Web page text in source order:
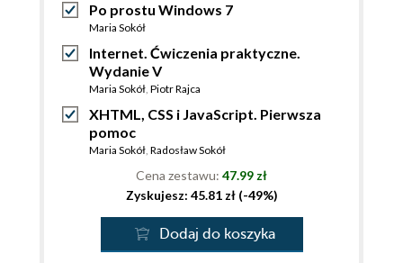
Po prostu Windows 7
Maria Sokół
Internet. Ćwiczenia praktyczne.
Wydanie V
Maria Sokół, Piotr Rajca
XHTML, CSS i JavaScript. Pierwsza
pomoc
Maria Sokół, Radosław Sokół
Cena zestawu: 47.99 zł
Zyskujesz: 45.81 zł (-49%)
Dodaj do koszyka